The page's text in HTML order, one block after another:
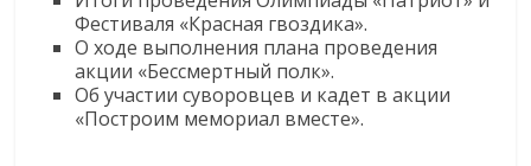
Фестиваля «Красная гвоздика».
О ходе выполнения плана проведения
акции «Бессмертный полк».
Об участии суворовцев и кадет в акции
«Построим мемориал вместе».